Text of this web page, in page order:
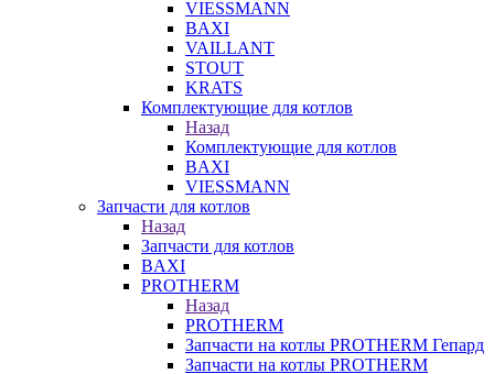
VIESSMANN
BAXI
VAILLANT
STOUT
KRATS
Комплектующие для котлов
Назад
Комплектующие для котлов
BAXI
VIESSMANN
Запчасти для котлов
Назад
Запчасти для котлов
BAXI
PROTHERM
Назад
PROTHERM
Запчасти на котлы PROTHERM Гепард
Запчасти на котлы PROTHERM